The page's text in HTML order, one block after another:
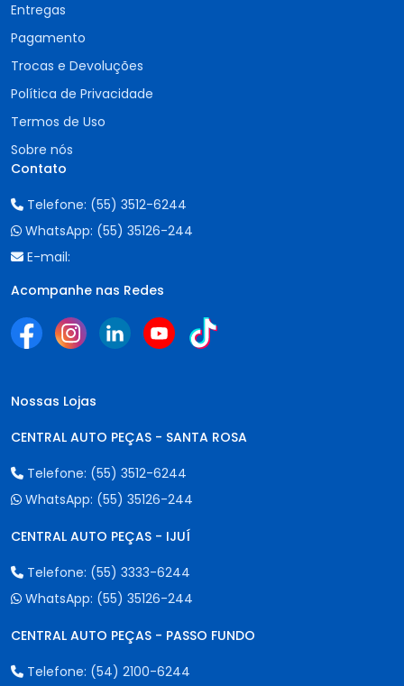
Entregas
Pagamento
Trocas e Devoluções
Política de Privacidade
Termos de Uso
Sobre nós
Contato
Telefone: (55) 3512-6244
WhatsApp: (55) 35126-244
E-mail:
Acompanhe nas Redes
Nossas Lojas
CENTRAL AUTO PEÇAS - SANTA ROSA
Telefone: (55) 3512-6244
WhatsApp: (55) 35126-244
CENTRAL AUTO PEÇAS - IJUÍ
Telefone: (55) 3333-6244
WhatsApp: (55) 35126-244
CENTRAL AUTO PEÇAS - PASSO FUNDO
Telefone: (54) 2100-6244